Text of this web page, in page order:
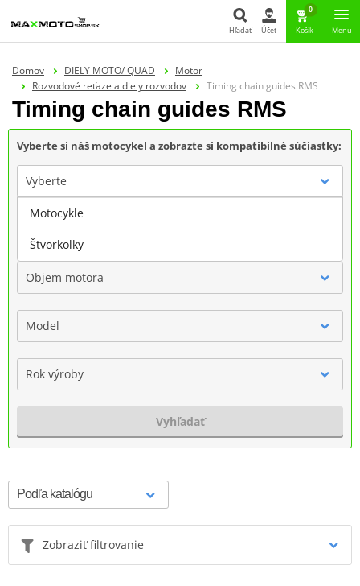
Hľadať Účet
0
Košík Menu
Domov DIELY MOTO/ QUAD
Motor
Rozvodové reťaze a diely rozvodov
Timing chain guides RMS
Timing chain guides RMS
Vyberte si náš motocykel a zobrazte si kompatibilné súčiastky:
Vyberte
Značka
Objem motora
Model
Rok výroby
Vyhľadať
Zobraziť filtrovanie
Motocykle
Štvorkolky